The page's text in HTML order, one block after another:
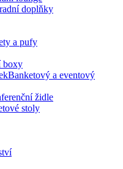
doplňky
a pufy
boxy
Banketový a eventový
židle
stoly